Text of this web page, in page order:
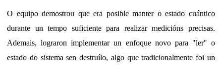
O equipo demostrou que era posible manter o estado cuántico
durante un tempo suficiente para realizar medicións precisas.
Ademais, lograron implementar un enfoque novo para "ler" o
estado do sistema sen destruílo, algo que tradicionalmente foi un